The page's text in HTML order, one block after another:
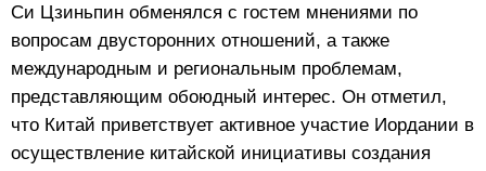
Си Цзиньпин обменялся с гостем мнениями по
вопросам двусторонних отношений, а также
международным и региональным проблемам,
представляющим обоюдный интерес. Он отметил,
что Китай приветствует активное участие Иордании в
осуществление китайской инициативы создания